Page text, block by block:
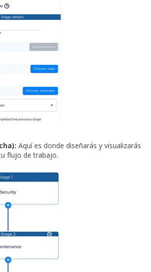
Aquí es donde diseñarás y visualizarás
flujo de trabajo.